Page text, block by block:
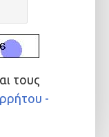
τους
-